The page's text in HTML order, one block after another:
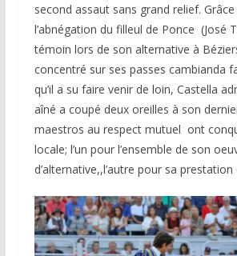
second assaut sans grand relief. Grâce
l’abnégation du filleul de Ponce (José
témoin lors de son alternative à
concentré sur ses passes cambianda
qu’il a su faire venir de loin, Castella
aîné a coupé deux oreilles à son
maestros au respect mutuel ont
locale; l’un pour l’ensemble de son
d’alternative,,l’autre pour sa